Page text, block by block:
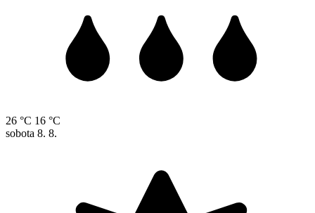
26 °C 16 °C
sobota 8. 8.